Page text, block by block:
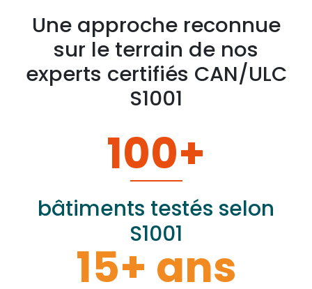
Une approche reconnue
sur le terrain de nos
experts certifiés CAN/ULC
S1001
100+
bâtiments testés selon
S1001
15+ ans